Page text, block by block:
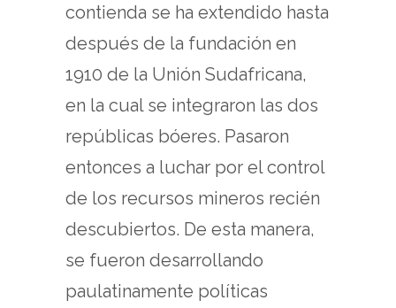
contienda se ha extendido hasta
después de la fundación en
1910 de la Unión Sudafricana,
en la cual se integraron las dos
repúblicas bóeres. Pasaron
entonces a luchar por el control
de los recursos mineros recién
descubiertos. De esta manera,
se fueron desarrollando
paulatinamente políticas